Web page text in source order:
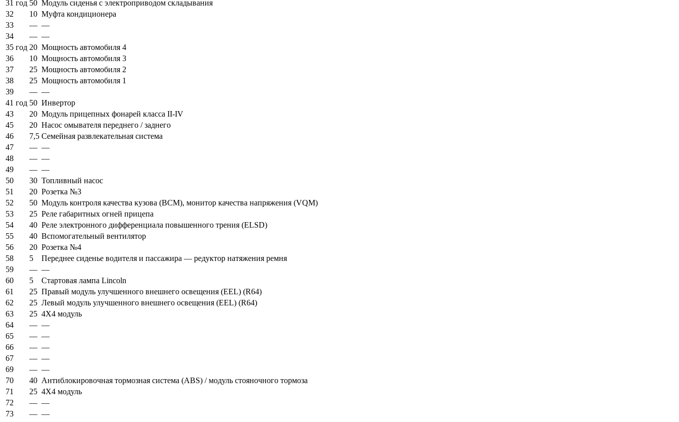
31 год 50 Модуль сиденья с электроприводом складывания
32
10 Муфта кондиционера
33
— —
34
— —
35 год 20 Мощность автомобиля 4
36
10 Мощность автомобиля 3
37
25 Мощность автомобиля 2
38
25 Мощность автомобиля 1
39
— —
41 год 50 Инвертор
43
20 Модуль прицепных фонарей класса II-IV
45
20 Насос омывателя переднего / заднего
46
7,5 Семейная развлекательная система
47
— —
48
— —
49
— —
50
30 Топливный насос
51
20 Розетка №3
52
50 Модуль контроля качества кузова (BCM), монитор качества напряжения (VQM)
53
25 Реле габаритных огней прицепа
54
40 Реле электронного дифференциала повышенного трения (ELSD)
55
40 Вспомогательный вентилятор
56
20 Розетка №4
58
5
Переднее сиденье водителя и пассажира — редуктор натяжения ремня
59
— —
60
5
Стартовая лампа Lincoln
61
25 Правый модуль улучшенного внешнего освещения (EEL) (R64)
62
25 Левый модуль улучшенного внешнего освещения (EEL) (R64)
63
25 4X4 модуль
64
— —
65
— —
66
— —
67
— —
69
— —
70
40 Антиблокировочная тормозная система (ABS) / модуль стояночного тормоза
71
25 4X4 модуль
72
— —
73
— —